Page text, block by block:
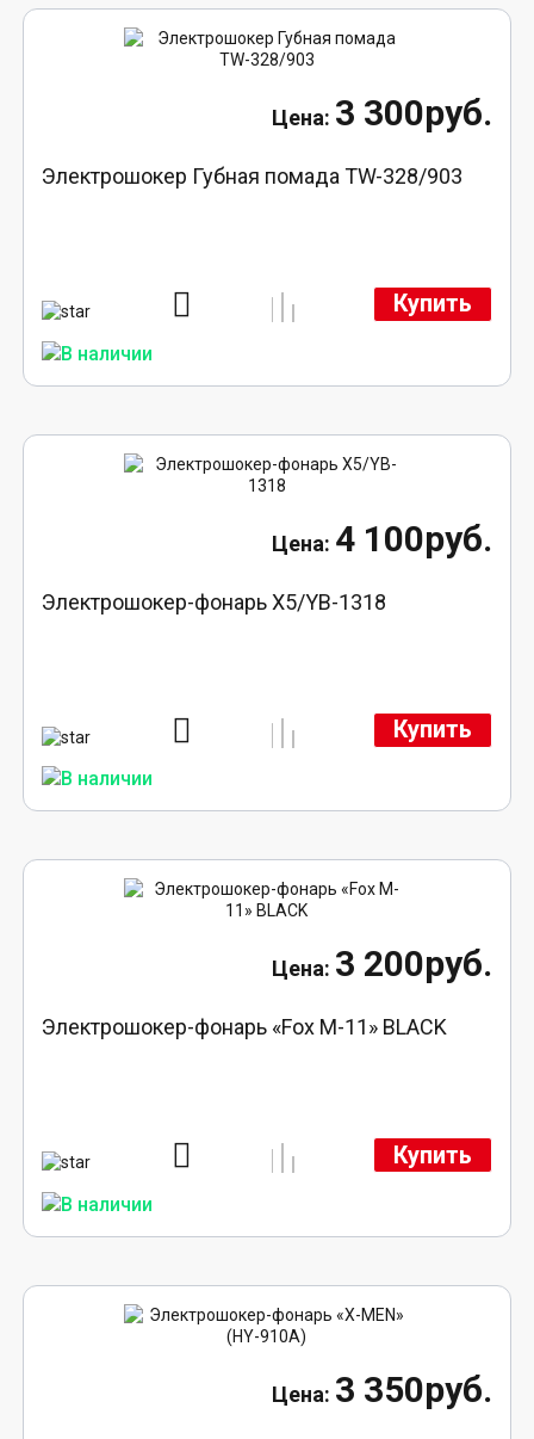
3 300руб.
Электрошокер Губная помада TW-328/903
Купить
4 100руб.
Электрошокер-фонарь X5/YB-1318
Купить
3 200руб.
Электрошокер-фонарь «Fox M-11» BLACK
Купить
3 350руб.